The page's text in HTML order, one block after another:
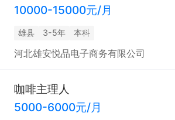
10000-15000元/月
雄县 3-5年 本科
河北雄安悦品电子商务有限公司
咖啡主理人
5000-6000元/月